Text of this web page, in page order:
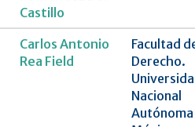
Castillo
Carlos Antonio
Rea Field
Facultad
Derecho.
Nacional
Autónoma